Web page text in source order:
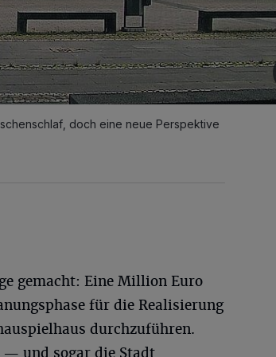
doch eine neue Perspektive
gemacht: Eine Million Euro
für die Realisierung
durchzuführen.
— und sogar die Stadt